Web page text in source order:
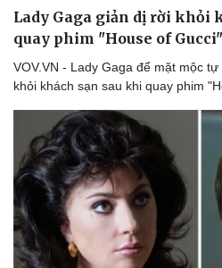
Lady Gaga giản dị rời khỏi
quay phim "House of Gucci"
VOV.VN - Lady Gaga để mặt mộc
khỏi khách sạn sau khi quay phim